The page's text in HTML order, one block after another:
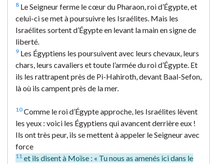
8 Le Seigneur ferme le cœur du Pharaon, roi d’Égypte, et
celui-ci se met à poursuivre les Israélites. Mais les
Israélites sortent d’Égypte en levant la main en signe de
liberté.
9 Les Égyptiens les poursuivent avec leurs chevaux, leurs
chars, leurs cavaliers et toute l’armée du roi d’Égypte. Et
ils les rattrapent près de Pi-Hahiroth, devant Baal-Sefon,
là où ils campent près de la mer.
10Comme le roi d’Égypte approche, les Israélites lèvent
les yeux : voici les Égyptiens qui avancent derrière eux !
Ils ont très peur, ils se mettent à appeler le Seigneur avec
force
11 et ils disent à Moïse : « Tu nous as amenés ici dans le